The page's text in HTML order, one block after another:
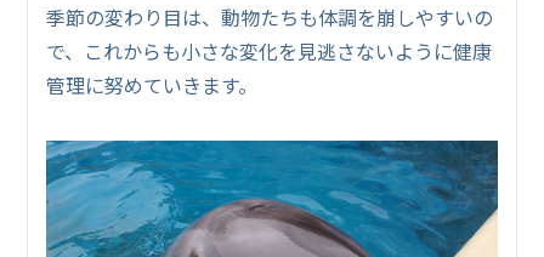
季節の変わり目は、動物たちも体調を崩しやすいの
で、これからも小さな変化を見逃さないように健康
管理に努めていきます。